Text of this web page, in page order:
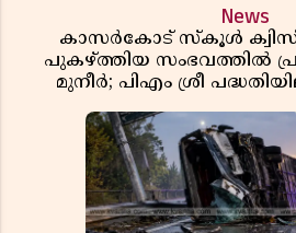
News
കാസർകോട് സ്കൂൾ
പുകഴ്ത്തിയ സംഭവത്തിൽ
മുനീർ; പിഎം ശ്രീ